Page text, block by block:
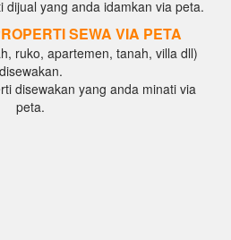
dijual yang anda idamkan via peta.
SEWA VIA PETA
ruko, apartemen, tanah, villa dll)
disewakan.
disewakan yang anda minati via
peta.